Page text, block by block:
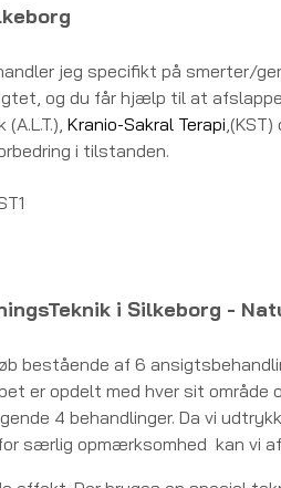
jeg specifikt på smerter/
og du får hjælp til at
Kranio-Sakral Terapi
i tilstanden.
i Silkeborg -
bestående af 6
er opdelt med hver sit
4 behandlinger. Da vi
særlig opmærksomhed kan vi